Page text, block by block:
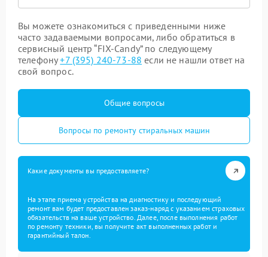
Вы можете ознакомиться с приведенными ниже
часто задаваемыми вопросами, либо обратиться в
сервисный центр “FIX-Candy” по следующему
телефону+7 (395) 240-73-88 если не нашли ответ на
свой вопрос.
Общие вопросы
Вопросы по ремонту стиральных машин
Какие документы вы предоставляете?
На этапе приема устройства на диагностику и последующий
ремонт вам будет предоставлен заказ-наряд с указанием страховых
обязательств на ваше устройство. Далее, после выполнения работ
по ремонту техники, вы получите акт выполненных работ и
гарантийный талон.